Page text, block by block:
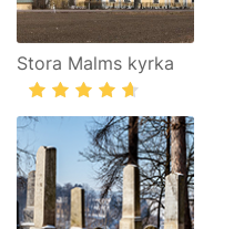
Stora Malms kyrka